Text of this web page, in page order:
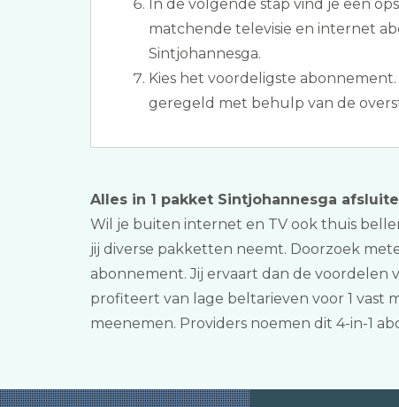
In de volgende stap vind je een
matchende televisie en internet
Sintjohannesga.
Kies het voordeligste
geregeld met behulp van de
Alles in 1 pakket Sintjohannesga
Wil je buiten internet en TV ook thuis
jij diverse pakketten neemt. Doorzoek
abonnement. Jij ervaart dan de voordelen
profiteert van lage beltarieven voor 1 vast
meenemen. Providers noemen dit 4-in-1